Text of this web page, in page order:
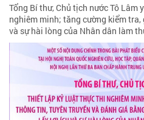
Tổng Bí thư, Chủ tịch nước Tô
nghiêm minh; tăng cường kiểm
và sự hài lòng của Nhân dân làm